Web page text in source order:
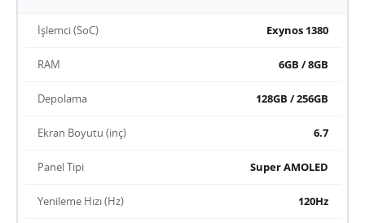
İşlemci (SoC) Exynos 1380
RAM 6GB / 8GB
Depolama 128GB / 256GB
Ekran Boyutu (inç) 6.7
Panel Tipi Super AMOLED
Yenileme Hızı (Hz) 120Hz